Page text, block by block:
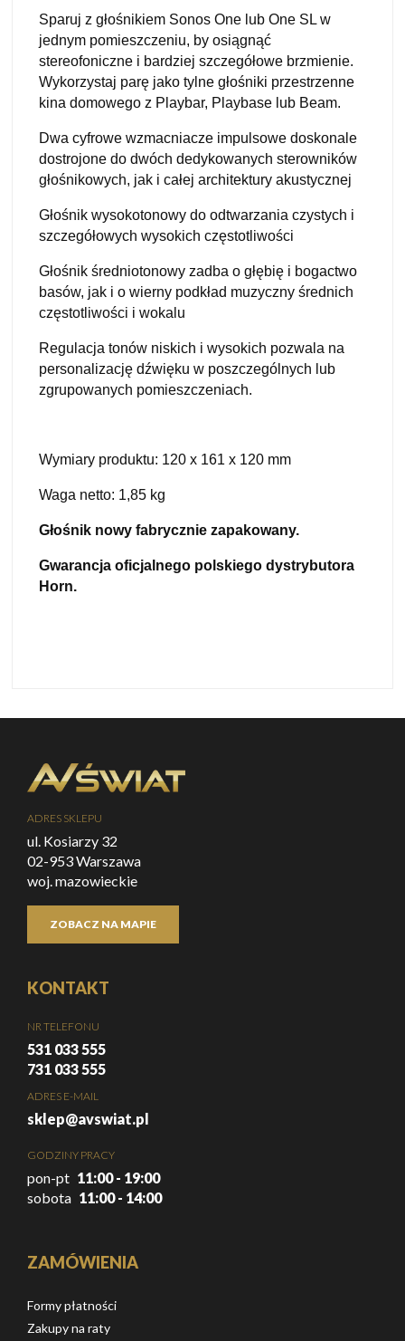
Sparuj z głośnikiem Sonos One lub One SL w
jednym pomieszczeniu, by osiągnąć
stereofoniczne i bardziej szczegółowe brzmienie.
Wykorzystaj parę jako tylne głośniki przestrzenne
kina domowego z Playbar, Playbase lub Beam.
Dwa cyfrowe wzmacniacze impulsowe doskonale
dostrojone do dwóch dedykowanych sterowników
głośnikowych, jak i całej architektury akustycznej
Głośnik wysokotonowy do odtwarzania czystych i
szczegółowych wysokich częstotliwości
Głośnik średniotonowy zadba o głębię i bogactwo
basów, jak i o wierny podkład muzyczny średnich
częstotliwości i wokalu
Regulacja tonów niskich i wysokich pozwala na
personalizację dźwięku w poszczególnych lub
zgrupowanych pomieszczeniach.
Wymiary produktu: 120 x 161 x 120 mm
Waga netto: 1,85 kg
Głośnik nowy fabrycznie zapakowany.
Gwarancja oficjalnego polskiego dystrybutora
Horn.
ADRES SKLEPU
ul. Kosiarzy 32
02-953 Warszawa
woj. mazowieckie
ZOBACZ NA MAPIE
KONTAKT
NR TELEFONU
531 033 555
731 033 555
ADRES E-MAIL
sklep@avswiat.pl
GODZINY PRACY
pon-pt 11:00 - 19:00
sobota 11:00 - 14:00
ZAMÓWIENIA
Formy płatności
Zakupy na raty